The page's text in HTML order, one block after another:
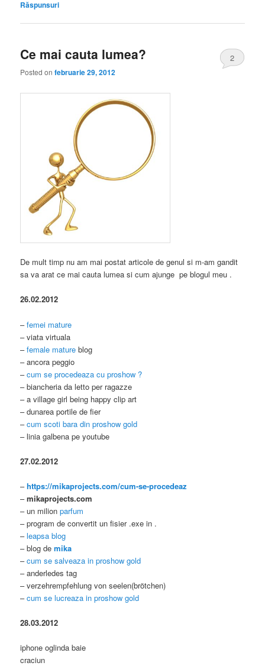
Răspunsuri
Ce mai cauta lumea?
Posted onfebruarie 29, 2012
2
De mult timp nu am mai postat articole de genul si m-am gandit
sa va arat ce mai cauta lumea si cum ajunge pe blogul meu .
26.02.2012
–femei mature
– viata virtuala
–female mature blog
– ancora peggio
–cum se procedeaza cu proshow ?
– biancheria da letto per ragazze
– a village girl being happy clip art
– dunarea portile de fier
–cum scoti bara din proshow gold
– linia galbena pe youtube
27.02.2012
–https://mikaprojects.com/cum-se-procedeaz
–mikaprojects.com
– un milionparfum
– program de convertit un fisier .exe in .
–leapsa blog
– blog demika
–cum se salveaza in proshow gold
– anderledes tag
– verzehrempfehlung von seelen(brötchen)
–cum se lucreaza in proshow gold
28.03.2012
iphone oglinda baie
craciun